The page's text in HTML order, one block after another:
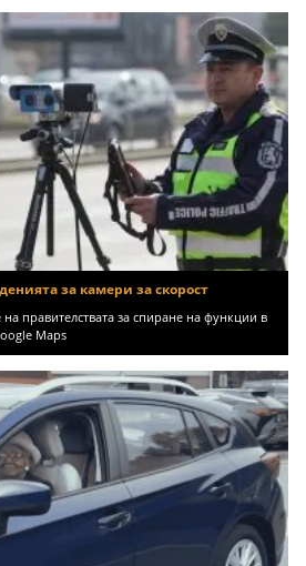
за камери за скорост
правителствата за спиране на функции в
Maps